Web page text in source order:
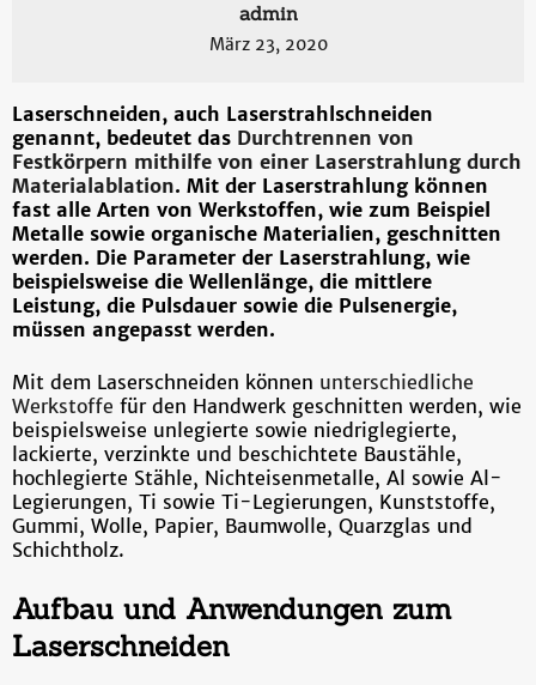
admin
März 23, 2020
Laserschneiden, auch Laserstrahlschneiden
genannt, bedeutet das Durchtrennen von
Festkörpern mithilfe von einer Laserstrahlung durch
Materialablation. Mit der Laserstrahlung können
fast alle Arten von Werkstoffen, wie zum Beispiel
Metalle sowie organische Materialien, geschnitten
werden. Die Parameter der Laserstrahlung, wie
beispielsweise die Wellenlänge, die mittlere
Leistung, die Pulsdauer sowie die Pulsenergie,
müssen angepasst werden.
Mit dem Laserschneiden können unterschiedliche
Werkstoffe für den Handwerk geschnitten werden, wie
beispielsweise unlegierte sowie niedriglegierte,
lackierte, verzinkte und beschichtete Baustähle,
hochlegierte Stähle, Nichteisenmetalle, Al sowie Al-
Legierungen, Ti sowie Ti-Legierungen, Kunststoffe,
Gummi, Wolle, Papier, Baumwolle, Quarzglas und
Schichtholz.
Aufbau und Anwendungen zum
Laserschneiden